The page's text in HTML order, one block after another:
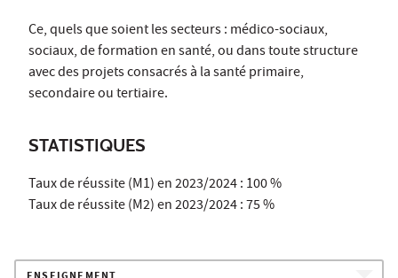
Ce, quels que soient les secteurs : médico-sociaux,
sociaux, de formation en santé, ou dans toute structure
avec des projets consacrés à la santé primaire,
secondaire ou tertiaire.
STATISTIQUES
Taux de réussite (M1) en 2023/2024 : 100 %
Taux de réussite (M2) en 2023/2024 : 75 %